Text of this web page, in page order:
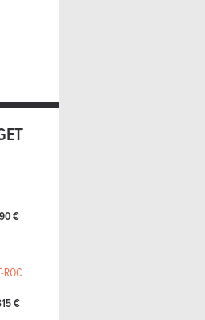
€
ROC
€